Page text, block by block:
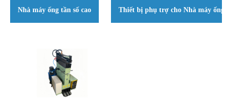
Nhà máy ống tần số cao Thiết bị phụ trợ cho Nhà máy ống